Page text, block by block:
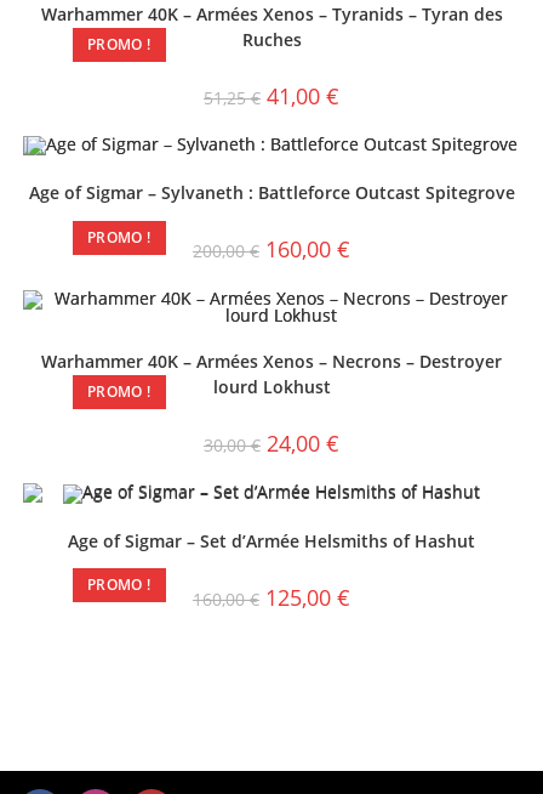
PROMO !
Warhammer 40K – Armées Xenos – Tyranids – Tyran des
Ruches
51,25€ 41,00 €
PROMO !
Age of Sigmar – Sylvaneth : Battleforce Outcast Spitegrove
200,00€ 160,00 €
PROMO !
Warhammer 40K – Armées Xenos – Necrons – Destroyer
lourd Lokhust
30,00€ 24,00 €
PROMO !
Age of Sigmar – Set d’Armée Helsmiths of Hashut
160,00€ 125,00 €